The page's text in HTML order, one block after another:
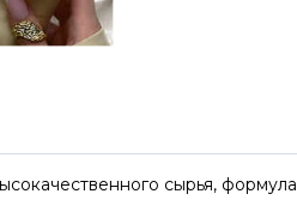
сырья,